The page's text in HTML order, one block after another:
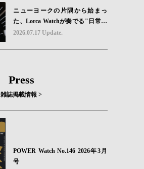
ニューヨークの片隅から始まっ
た、Lorca Watchが奏でる"日常の
ロマン"｜Brand Picks #08
2026.07.17 Update.
Press
雑誌掲載情報 >
POWER Watch No.146 2026年3月
号